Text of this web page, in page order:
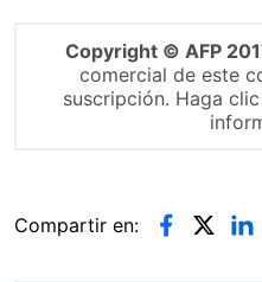
Copyright © AFP
comercial de este
suscripción. Haga clic
Compartir en: